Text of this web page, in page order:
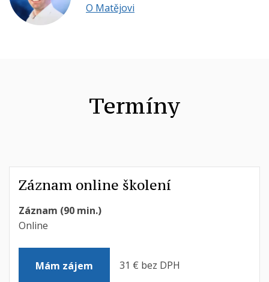
O Matějovi
Termíny
Záznam online školení
Záznam (90 min.)
Online
Mám zájem 31 € bez DPH